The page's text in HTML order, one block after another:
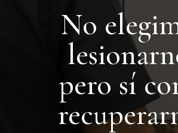
No
pero sí